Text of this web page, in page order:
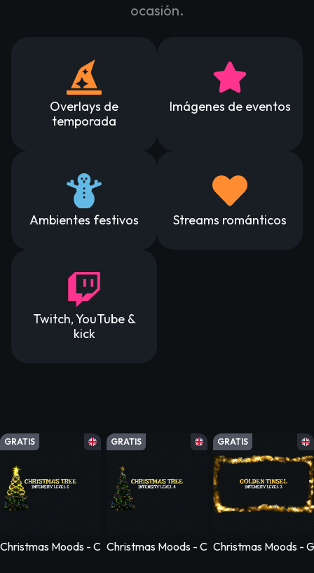
ocasión.
Overlays de
temporada
Imágenes de eventos
Ambientes festivos Streams románticos
Twitch, YouTube &
kick
GRATIS
Christmas Moods - Christmas Moods - Christmas Tree - Level 5
GRATIS
Christmas Moods - Christmas Moods -
GRATIS
Christmas Moods -